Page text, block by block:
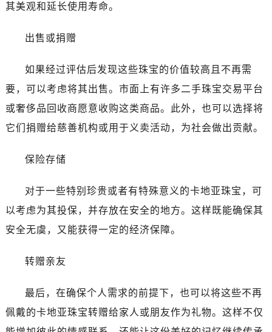
其美观和延长使用寿命。
出售或捐赠
如果经过评估后发现这些珠宝的价值较高且不再需
要，可以考虑将其出售。市面上有许多二手珠宝交易平台
或奢侈品回收商愿意收购这类商品。此外，也可以选择将
它们捐赠给慈善机构或用于义卖活动，为社会做出贡献。
保险存储
对于一些特别珍贵或者有特殊意义的卡地亚珠宝，可
以考虑为其投保，并存放在安全的地方。这样既能确保其
安全无虞，又能获得一定的经济保障。
转赠亲友
最后，在确保个人需求的前提下，也可以将这些不再
佩戴的卡地亚珠宝转赠给家人或朋友作为礼物。这样不仅